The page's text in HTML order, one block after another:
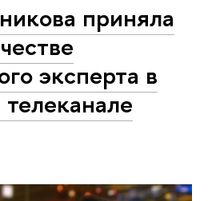
приняла
эксперта в